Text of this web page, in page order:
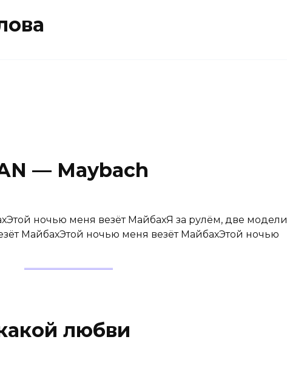
— Maybach
ночью меня везёт МайбахЯ за рулём, две модели
МайбахЭтой ночью меня везёт МайбахЭтой ночью
любви